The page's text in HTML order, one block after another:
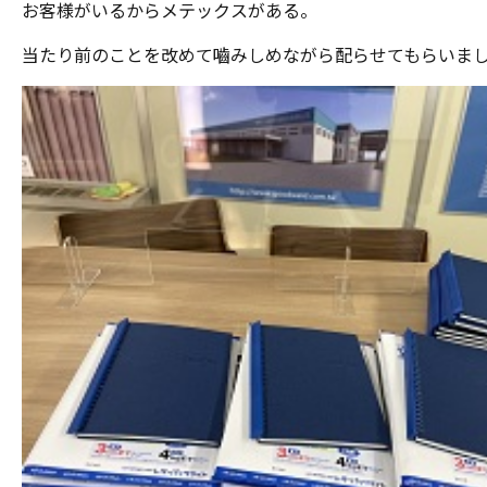
お客様がいるからメテックスがある。
当たり前のことを改めて嚙みしめながら配らせてもらいま